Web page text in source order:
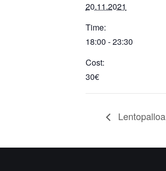
20.11.2021
Time:
18:00 - 23:30
Cost:
30€
Lentopalloa